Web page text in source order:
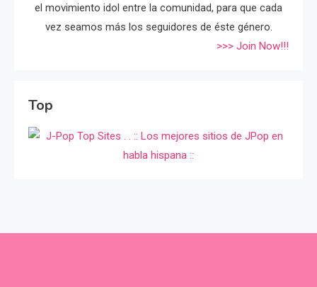
el movimiento idol entre la comunidad, para que cada
vez seamos más los seguidores de éste género.
>>> Join Now!!!
Top